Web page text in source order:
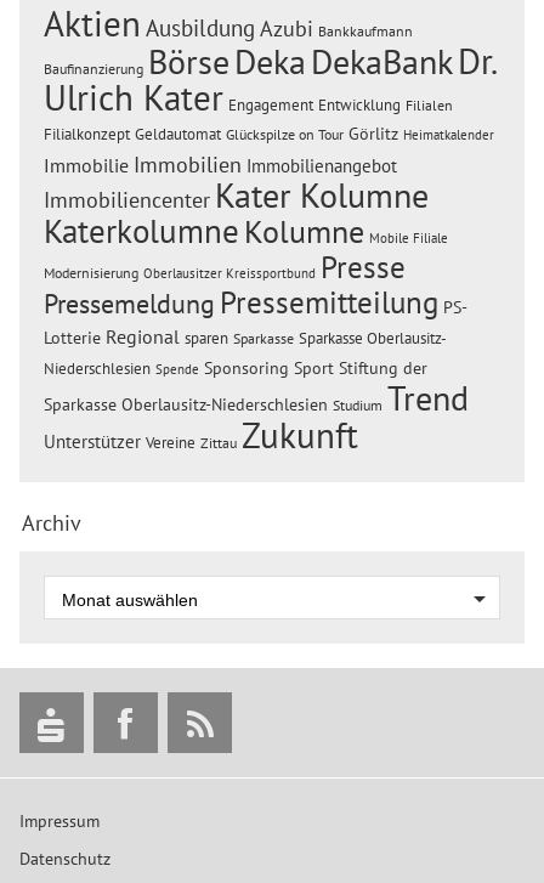
Aktien Ausbildung Azubi Bankkaufmann
Baufinanzierung BörseDeka DekaBankDr.
Ulrich Kater Engagement Entwicklung Filialen
Filialkonzept Geldautomat Glückspilze on Tour Görlitz Heimatkalender
Immobilie Immobilien Immobilienangebot
Immobiliencenter Kater Kolumne
Katerkolumne Kolumne Mobile Filiale
Modernisierung Oberlausitzer Kreissportbund Presse
Pressemeldung Pressemitteilung PS-
Lotterie Regional sparen Sparkasse Sparkasse Oberlausitz-
Niederschlesien Spende Sponsoring Sport Stiftung der
Sparkasse Oberlausitz-Niederschlesien Studium Trend
Unterstützer Vereine Zittau Zukunft
Archiv
Impressum
Datenschutz